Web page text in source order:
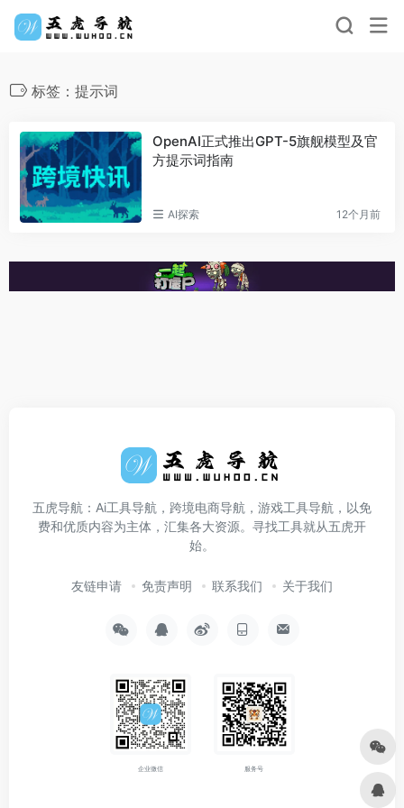
标签：提示词
OpenAI正式推出GPT-5旗舰模型及官
方提示词指南
AI探索 12个月前
五虎导航：Ai工具导航，跨境电商导航，游戏工具导航，以免
费和优质内容为主体，汇集各大资源。寻找工具就从五虎开
始。
友链申请 免责声明 联系我们 关于我们
企业微信 服务号